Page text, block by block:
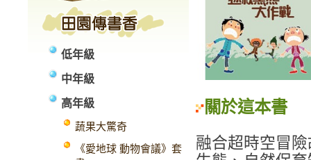
低年級
中年級
高年級
蔬果大驚奇
《愛地球 動物會議》套
關於這本書
融合超時空冒